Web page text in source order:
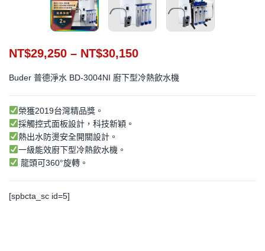
NT$29,250 – NT$30,150
Buder 普德淨水 BD-3004NI 廚下型冷熱飲水機
榮獲2019台灣精品獎。
採觸控式面板設計，科技新穎。
熱出水防燙安全開關設計。
一級能效廚下型冷熱飲水機。
龍頭可360°旋轉。
[spbcta_sc id=5]